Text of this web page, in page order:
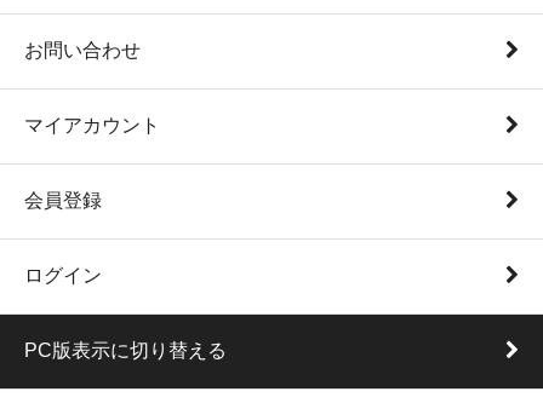
お問い合わせ
マイアカウント
会員登録
ログイン
PC版表示に切り替える